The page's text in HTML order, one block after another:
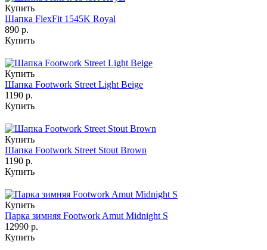
Купить
Шапка FlexFit 1545K Royal
890 р.
Купить
Купить
Шапка Footwork Street Light Beige
1190 р.
Купить
Купить
Шапка Footwork Street Stout Brown
1190 р.
Купить
Купить
Парка зимняя Footwork Amut Midnight S
12990 р.
Купить